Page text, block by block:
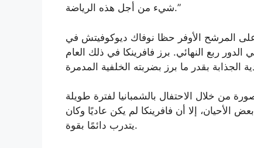
شيء من أجل هذه الرياضة.”
2015 نحو اللقب فوزه على المرشح الأوفر حظا نوفاك ديوكوفيتش في
ربع النهائي. برز فافرينكا في ذلك العام
من خلال الاحتفال بالشمبانيا لفترة طويلة
إلا أن فافرينكا لم يكن عاديًا وكان
يتدرب دائمًا بقوة.